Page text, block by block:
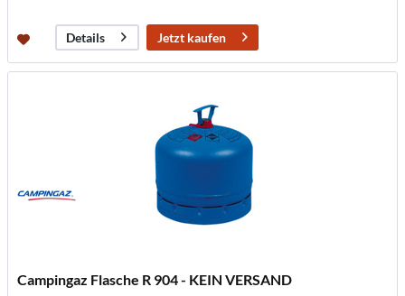
Details Jetzt kaufen
Campingaz Flasche R 904 - KEIN VERSAND